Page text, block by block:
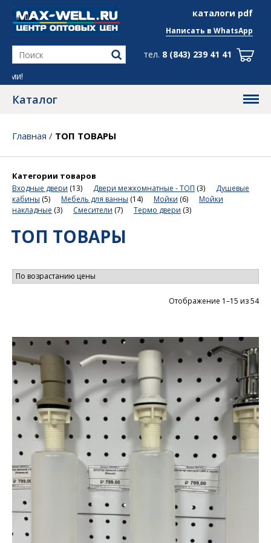
каталоги pdf
info@max-well.ru
Написать в WhatsApp
тел. 8 (843) 239 41 41
Каталог
Главная / ТОП ТОВАРЫ
Категории товаров
Входные двери (13) Двери межкомнатные - ТОП (3)
Душевые
кабины (5) Мебель для ванны (14) Мойки (6)
Мойки
накладные (3) Смесители (7) Термо двери (3)
ТОП ТОВАРЫ
Отображение 1–15 из 54